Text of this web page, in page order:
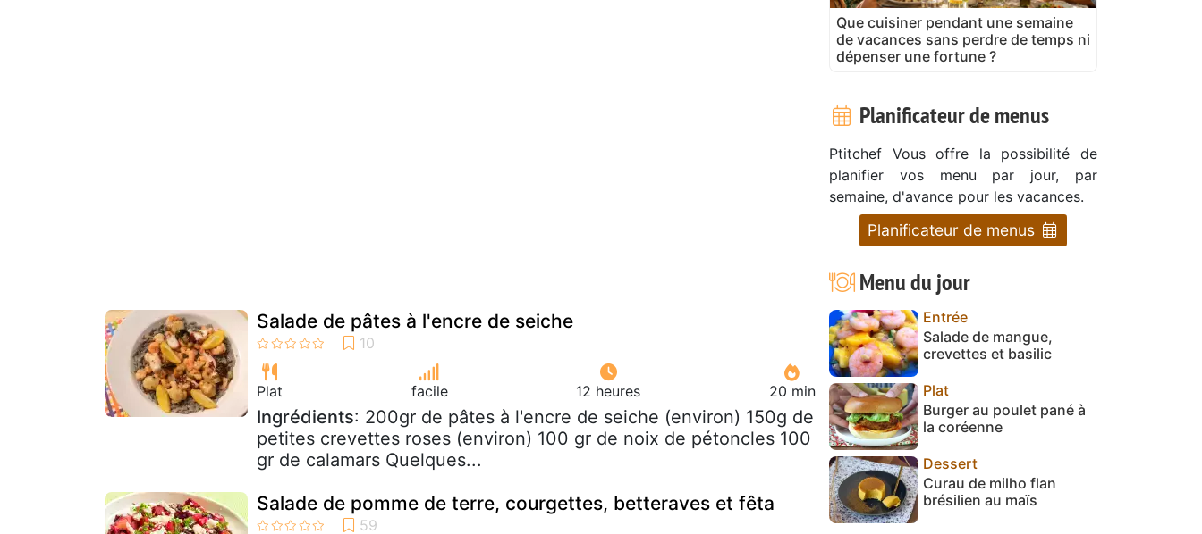
Salade de pâtes à l'encre de seiche
Plat facile 12 heures 20 min
Ingrédients: 200gr de pâtes à l'encre de seiche (environ) 150g de
petites crevettes roses (environ) 100 gr de noix de pétoncles 100
gr de calamars Quelques...
Salade de pomme de terre, courgettes, betteraves et fêta
Que cuisiner pendant une semaine
de vacances sans perdre de temps ni
dépenser une fortune ?
Planificateur de menus
Ptitchef Vous offre la possibilité de
planifier vos menu par jour, par
semaine, d'avance pour les vacances.
Planificateur de menus
Menu du jour
Entrée
Salade de mangue,
crevettes et basilic
Plat
Burger au poulet pané à
la coréenne
Dessert
Curau de milho flan
brésilien au maïs